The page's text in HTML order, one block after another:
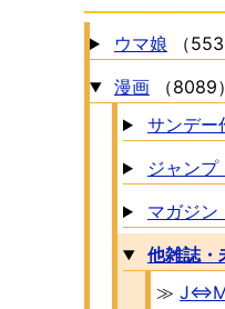
ウマ娘
（
漫画
（8089）
サンデー
ジャンプ
マガジン
他雑誌・
≫